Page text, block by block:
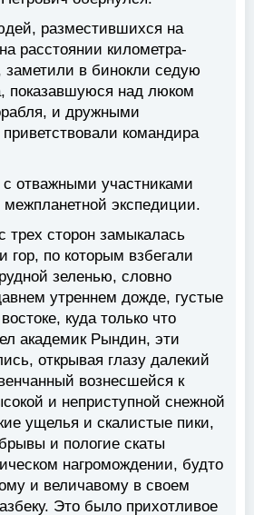
разместившихся на
расстоянии километра-
заметили в бинокли седую
показавшуюся над люком
и дружными
командира
отважными участниками
межпланетной экспедиции.
трех сторон замыкалась
гор, по которым взбегали
зеленью, словно
утреннем дожде, густые
куда только что
академик Рындин, эти
открывая глазу далекий
вознесшейся к
и неприступной снежной
ущелья и скалистые пики,
и пологие скаты
нагромождении, будто
и величавому в своем
Это было прихотливое